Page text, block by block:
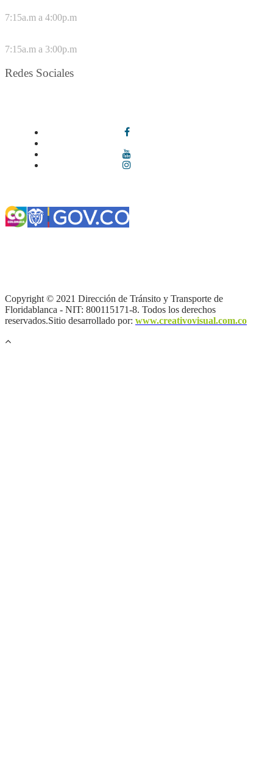
7:15a.m a 4:00p.m
7:15a.m a 3:00p.m
Redes Sociales
Copyright © 2021 Dirección de Tránsito y Transporte de
Floridablanca - NIT: 800115171-8. Todos los derechos
reservados.Sitio desarrollado por: www.creativovisual.com.co